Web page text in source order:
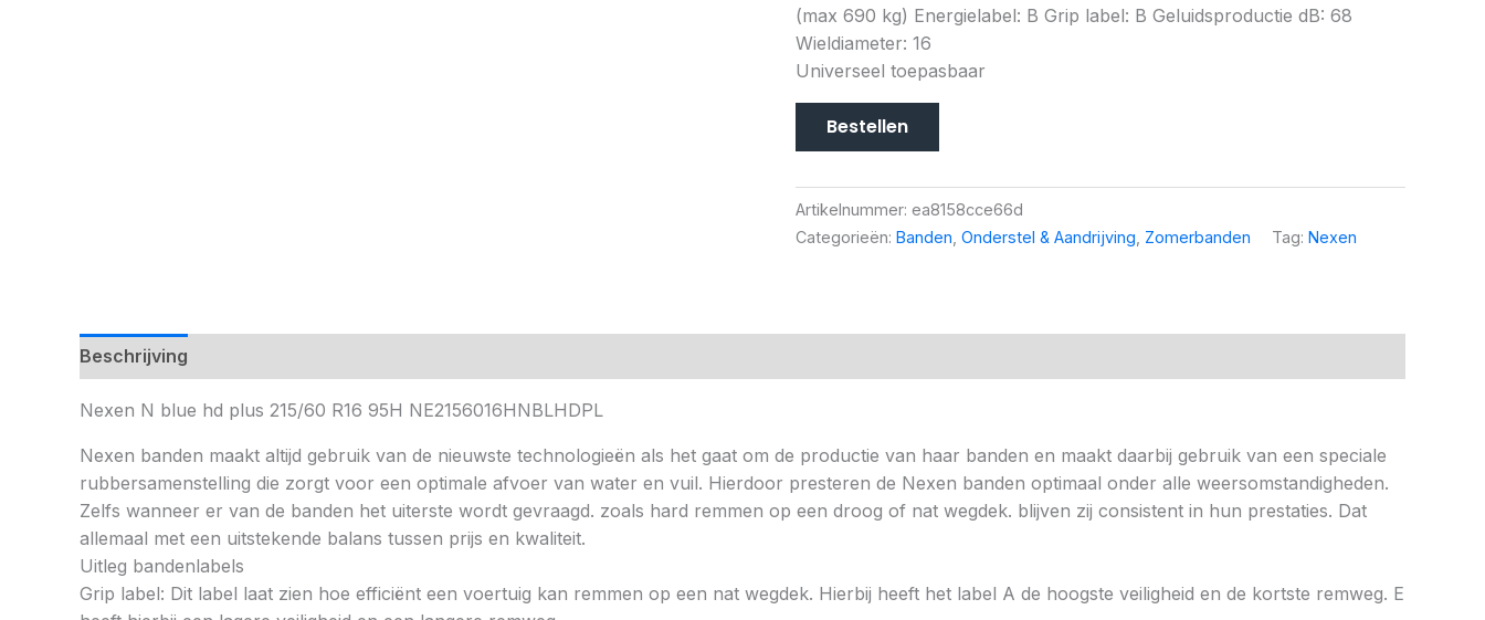
(max 690 kg) Energielabel: B Grip label: B Geluidsproductie dB: 68
Wieldiameter: 16
Universeel toepasbaar
Bestellen
Artikelnummer: ea8158cce66d
Categorieën: Banden Onderstel & Aandrijving Zomerbanden Tag: Nexen
Beschrijving
Nexen N blue hd plus 215/60 R16 95H NE2156016HNBLHDPL
Nexen banden maakt altijd gebruik van de nieuwste technologieën als het gaat om de productie van haar banden en maakt daarbij gebruik van een speciale
rubbersamenstelling die zorgt voor een optimale afvoer van water en vuil. Hierdoor presteren de Nexen banden optimaal onder alle weersomstandigheden.
Zelfs wanneer er van de banden het uiterste wordt gevraagd. zoals hard remmen op een droog of nat wegdek. blijven zij consistent in hun prestaties. Dat
allemaal met een uitstekende balans tussen prijs en kwaliteit.
Uitleg bandenlabels
Grip label: Dit label laat zien hoe efficiënt een voertuig kan remmen op een nat wegdek. Hierbij heeft het label A de hoogste veiligheid en de kortste remweg. E